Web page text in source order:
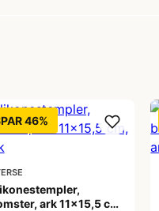
46%
ark 11x15,5 cm,